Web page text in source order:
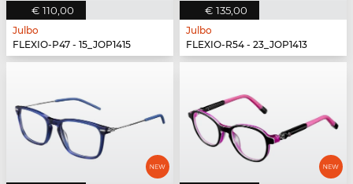
€ 110,00
Julbo
FLEXIO-P47 - 15_JOP1415
€ 135,00
Julbo
FLEXIO-R54 - 23_JOP1413